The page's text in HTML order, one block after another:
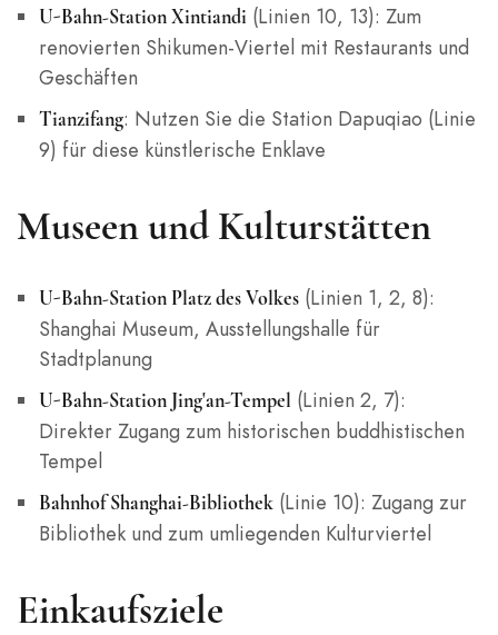
U-Bahn-Station Xintiandi (Linien 10, 13): Zum
renovierten Shikumen-Viertel mit Restaurants und
Geschäften
Tianzifang: Nutzen Sie die Station Dapuqiao (Linie
9) für diese künstlerische Enklave
Museen und Kulturstätten
U-Bahn-Station Platz des Volkes(Linien 1, 2, 8):
Shanghai Museum, Ausstellungshalle für
Stadtplanung
U-Bahn-Station Jing'an-Tempel (Linien 2, 7):
Direkter Zugang zum historischen buddhistischen
Tempel
Bahnhof Shanghai-Bibliothek(Linie 10): Zugang zur
Bibliothek und zum umliegenden Kulturviertel
Einkaufsziele